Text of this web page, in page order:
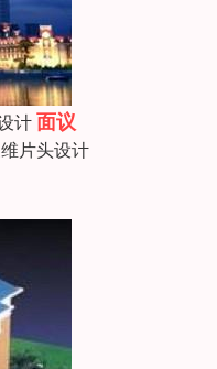
计面议
三维片头设计